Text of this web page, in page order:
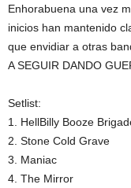
Enhorabuena una vez
inicios han mantenido
que envidiar a otras
A SEGUIR DANDO
Setlist:
1. HellBilly Booze
2. Stone Cold Grave
3. Maniac
4. The Mirror